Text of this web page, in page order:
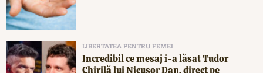
LIBERTATEA PENTRU FEMEI
Incredibil ce mesaj i-a lăsat Tudor
Chirilă lui Nicușor Dan, direct pe